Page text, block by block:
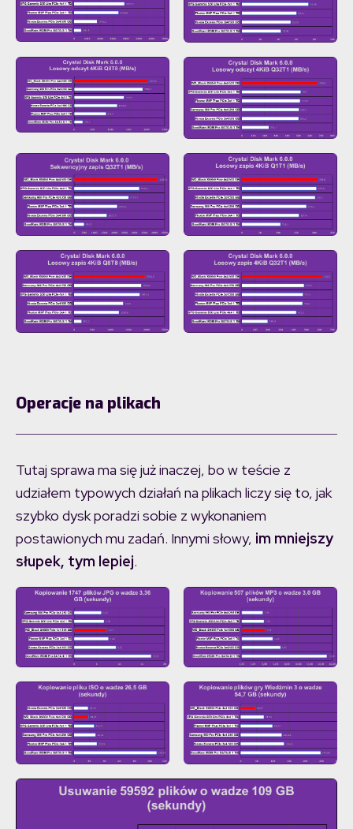
Operacje na plikach
Tutaj sprawa ma się już inaczej, bo w teście z
udziałem typowych działań na plikach liczy się to, jak
szybko dysk poradzi sobie z wykonaniem
postawionych mu zadań. Innymi słowy, im mniejszy
słupek, tym lepiej.